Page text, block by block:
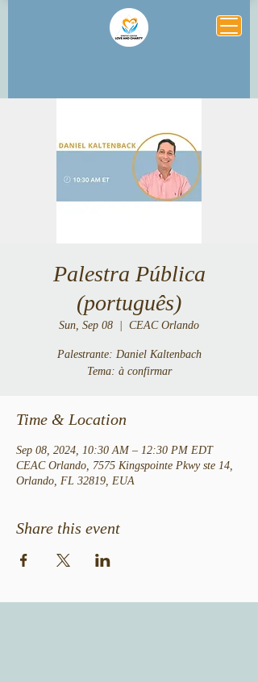
Palestra Pública
(português)
Sun, Sep 08 CEAC Orlando
Palestrante: Daniel Kaltenbach
Tema: à confirmar
Time & Location
Sep 08, 2024, 10:30 AM – 12:30 PM EDT
CEAC Orlando, 7575 Kingspointe Pkwy ste 14,
Orlando, FL 32819, EUA
Share this event